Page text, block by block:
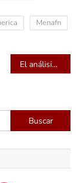
Menafn
El análisis de sangre HART CVE impulsado por IA de Prevencio demuestra su utilidad en pacientes con lesión de la médula espinal
Buscar: